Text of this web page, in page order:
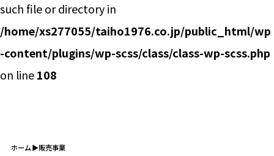
such file or directory in
/home/xs277055/taiho1976.co.jp/public_html/wp
-content/plugins/wp-scss/class/class-wp-scss.php
on line108
ホーム 販売事業